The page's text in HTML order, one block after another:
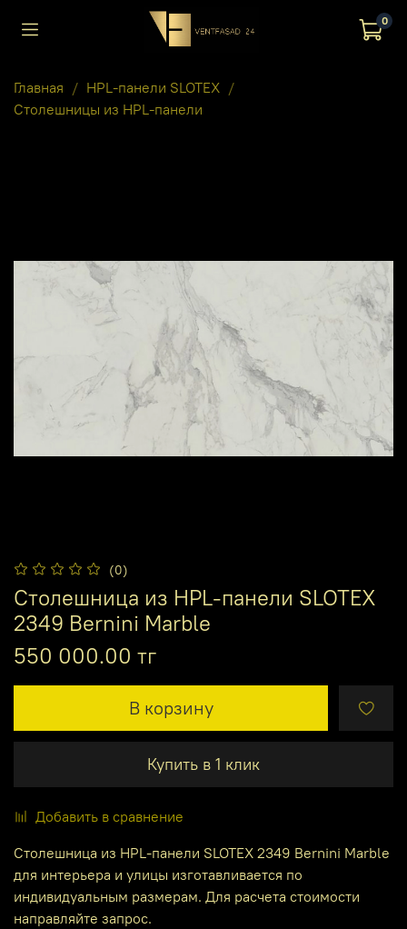
0
Главная
HPL-панели SLOTEX
Столешницы из HPL-панели
(0)
Столешница из HPL-панели SLOTEX
2349 Bernini Marble
550 000.00 тг
В корзину
Купить в 1 клик
Добавить в сравнение
Столешница из HPL-панели SLOTEX 2349 Bernini Marble
для интерьера и улицы изготавливается по
индивидуальным размерам. Для расчета стоимости
направляйте запрос.